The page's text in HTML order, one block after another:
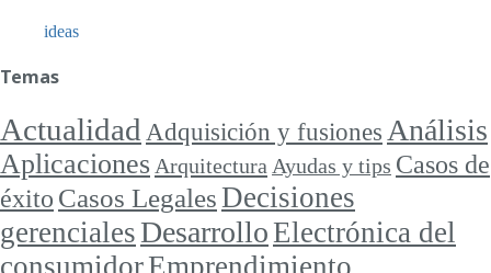
ideas
Temas
Actualidad Adquisición y fusionesAnálisis
Aplicaciones Arquitectura Ayudas y tips Casos de
éxito Casos LegalesDecisiones
gerenciales DesarrolloElectrónica del